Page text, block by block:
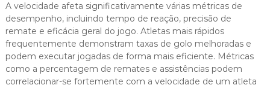
A velocidade afeta significativamente várias métricas de
desempenho, incluindo tempo de reação, precisão de
remate e eficácia geral do jogo. Atletas mais rápidos
frequentemente demonstram taxas de golo melhoradas e
podem executar jogadas de forma mais eficiente. Métricas
como a percentagem de remates e assistências podem
correlacionar-se fortemente com a velocidade de um atleta